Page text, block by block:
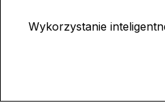
Wykorzystanie